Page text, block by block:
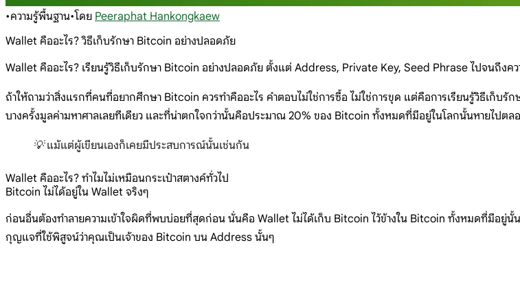
•ความรู้พื้นฐาน•โดย Peeraphat Hankongkaew
Wallet คืออะไร? วิธีเก็บรักษา Bitcoin อย่างปลอดภัย
Wallet คืออะไร? เรียนรู้วิธีเก็บรักษา Bitcoin อย่างปลอดภัย ตั้งแต่ Address, Private Key, Seed Phrase ไปจนถึง
ถ้าให้ถามว่าสิ่งแรกที่คนที่อยากศึกษา Bitcoin ควรทำคืออะไร คำตอบไม่ใช่การซื้อ ไม่ใช่การขุด แต่คือการเรียนรู้วิธีเก็บ
บางครั้งมูลค่ามหาศาลเลยทีเดียว และที่น่าตกใจกว่านั้นคือประมาณ 20% ของ Bitcoin ทั้งหมดที่มีอยู่ในโลกนั้นหายไปตล
💡 แม้แต่ผู้เขียนเองก็เคยมีประสบการณ์นั้นเช่นกัน
Wallet คืออะไร? ทำไมไม่เหมือนกระเป๋าสตางค์ทั่วไป
Bitcoin ไม่ได้อยู่ใน Wallet จริงๆ
ก่อนอื่นต้องทำลายความเข้าใจผิดที่พบบ่อยที่สุดก่อน นั่นคือ Wallet ไม่ได้เก็บ Bitcoin ไว้ข้างใน Bitcoin ทั้งหมดที่มีอยู่
กุญแจที่ใช้พิสูจน์ว่าคุณเป็นเจ้าของ Bitcoin บน Address นั้นๆ